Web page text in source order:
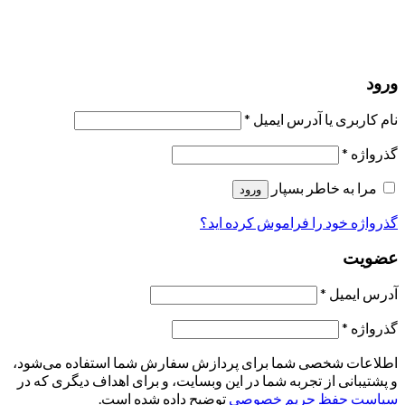
ورود
نام کاربری یا آدرس ایمیل *
گذرواژه *
مرا به خاطر بسپار
ورود
گذرواژه خود را فراموش کرده اید؟
عضویت
آدرس ایمیل *
گذرواژه *
اطلاعات شخصی شما برای پردازش سفارش شما استفاده می‌شود،
و پشتیبانی از تجربه شما در این وبسایت، و برای اهداف دیگری که در
سیاست حفظ حریم خصوصی توضیح داده شده است.